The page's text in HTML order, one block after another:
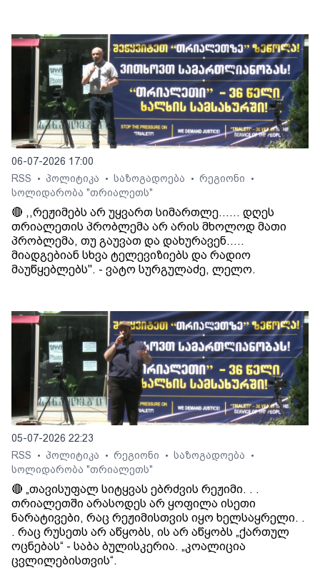
06-07-2026 17:00
RSS
• პოლიტიკა • საზოგადოება • რეგიონი •
სოლიდარობა "თრიალეთს"
🔴 ,,რეჟიმებს არ უყვართ სიმართლე...... დღეს
თრიალეთის პრობლემა არ არის მხოლოდ მათი
პრობლემა, თუ გაუვათ და დახურავენ.....
მიადგებიან სხვა ტელევიზიებს და რადიო
მაუწყებლებს". - ვატო სურგულაძე, ლელო.
05-07-2026 22:23
RSS
• პოლიტიკა • რეგიონი • საზოგადოება •
სოლიდარობა "თრიალეთს"
🔴 „თავისუფალ სიტყვას ებრძვის რეჟიმი. . .
თრიალეთში არასოდეს არ ყოფილა ისეთი
ნარატივები, რაც რეჟიმისთვის იყო ხელსაყრელი. .
. რაც რუსეთს არ აწყობს, ის არ აწყობს „ქართულ
ოცნებას“ - საბა ბულისკერია. „კოალიცია
ცვლილებისთვის“.